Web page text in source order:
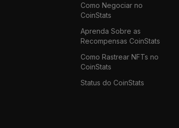
Como Negociar no
CoinStats
Aprenda Sobre as
Recompensas CoinStats
Como Rastrear NFTs no
CoinStats
Status do CoinStats